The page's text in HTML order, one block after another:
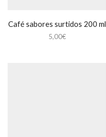
Café sabores surtidos 200 ml
5,00€